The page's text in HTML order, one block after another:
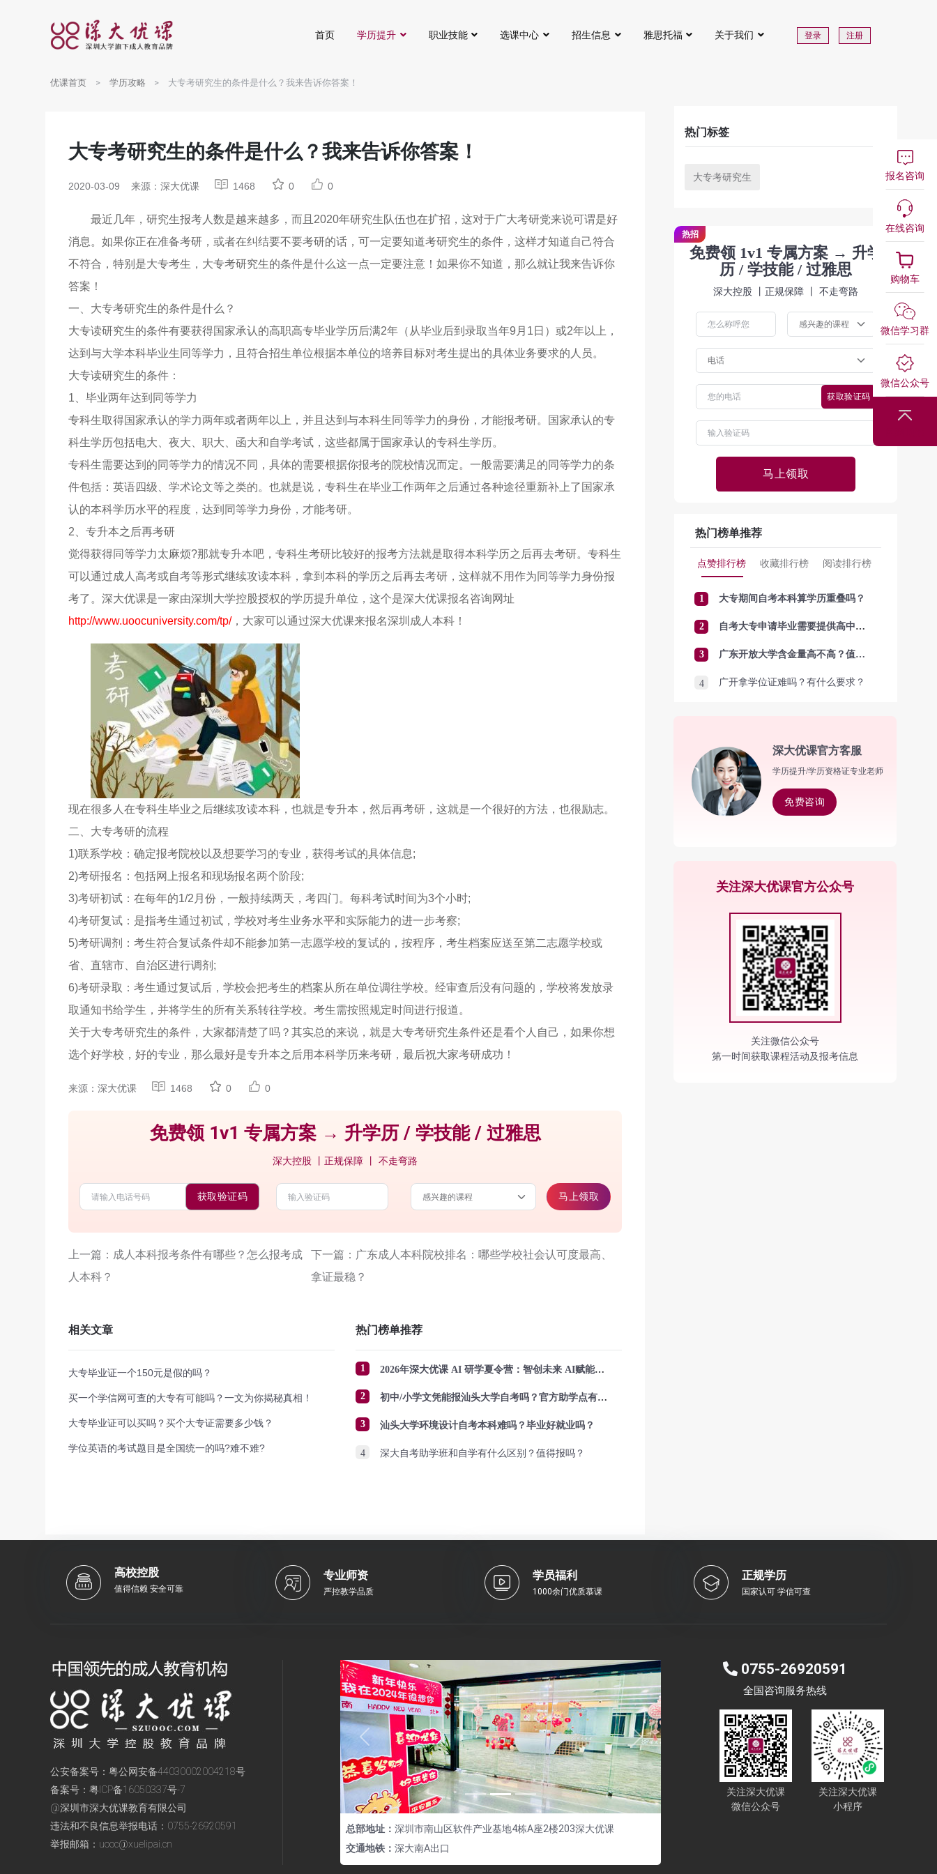
首页 学历提升 职业技能 选课中心 招生信息 雅思托福 关于我们 登录 注册
优课首页 学历攻略 大专考研究生的条件是什么？我来告诉你答案！
大专考研究生的条件是什么？我来告诉你答案！
2020-03-09 来源：深大优课 1468 0 0
最近几年，研究生报考人数是越来越多，而且2020年研究生队伍也在扩招，这对于广大考研党来说可谓是好
消息。如果你正在准备考研，或者在纠结要不要考研的话，可一定要知道考研究生的条件，这样才知道自己符合
不符合，特别是大专考生，大专考研究生的条件是什么这一点一定要注意！如果你不知道，那么就让我来告诉你
答案！
一、大专考研究生的条件是什么？
大专读研究生的条件有要获得国家承认的高职高专毕业学历后满2年（从毕业后到录取当年9月1日）或2年以上，
达到与大学本科毕业生同等学力，且符合招生单位根据本单位的培养目标对考生提出的具体业务要求的人员。
大专读研究生的条件：
1、毕业两年达到同等学力
专科生取得国家承认的学力两年或者两年以上，并且达到与本科生同等学力的身份，才能报考研。国家承认的专
科生学历包括电大、夜大、职大、函大和自学考试，这些都属于国家承认的专科生学历。
专科生需要达到的同等学力的情况不同，具体的需要根据你报考的院校情况而定。一般需要满足的同等学力的条
件包括：英语四级、学术论文等之类的。也就是说，专科生在毕业工作两年之后通过各种途径重新补上了国家承
认的本科学历水平的程度，达到同等学力身份，才能考研。
2、专升本之后再考研
觉得获得同等学力太麻烦?那就专升本吧，专科生考研比较好的报考方法就是取得本科学历之后再去考研。专科生
可以通过成人高考或自考等形式继续攻读本科，拿到本科的学历之后再去考研，这样就不用作为同等学力身份报
考了。深大优课是一家由深圳大学控股授权的学历提升单位，这个是深大优课报名咨询网址
http://www.uoocuniversity.com/tp/，大家可以通过深大优课来报名深圳成人本科！
现在很多人在专科生毕业之后继续攻读本科，也就是专升本，然后再考研，这就是一个很好的方法，也很励志。
二、大专考研的流程
1)联系学校：确定报考院校以及想要学习的专业，获得考试的具体信息;
2)考研报名：包括网上报名和现场报名两个阶段;
3)考研初试：在每年的1/2月份，一般持续两天，考四门。每科考试时间为3个小时;
4)考研复试：是指考生通过初试，学校对考生业务水平和实际能力的进一步考察;
5)考研调剂：考生符合复试条件却不能参加第一志愿学校的复试的，按程序，考生档案应送至第二志愿学校或
省、直辖市、自治区进行调剂;
6)考研录取：考生通过复试后，学校会把考生的档案从所在单位调往学校。经审查后没有问题的，学校将发放录
取通知书给学生，并将学生的所有关系转往学校。考生需按照规定时间进行报道。
关于大专考研究生的条件，大家都清楚了吗？其实总的来说，就是大专考研究生条件还是看个人自己，如果你想
选个好学校，好的专业，那么最好是专升本之后用本科学历来考研，最后祝大家考研成功！
来源：深大优课 1468 0 0
免费领 1v1 专属方案 → 升学历 / 学技能 / 过雅思
深大控股 丨正规保障 丨 不走弯路
获取验证码 马上领取
上一篇：成人本科报考条件有哪些？怎么报考成
人本科？
下一篇：广东成人本科院校排名：哪些学校社会认可度最高、
拿证最稳？
相关文章
大专毕业证一个150元是假的吗？
买一个学信网可查的大专有可能吗？一文为你揭秘真相！
大专毕业证可以买吗？买个大专证需要多少钱？
学位英语的考试题目是全国统一的吗?难不难?
热门榜单推荐
1 2026年深大优课 AI 研学夏令营：智创未来 AI赋能成长
2 初中/小学文凭能报汕头大学自考吗？官方助学点有哪些？怎么报名？
3 汕头大学环境设计自考本科难吗？毕业好就业吗？
4 深大自考助学班和自学有什么区别？值得报吗？
热门标签
大专考研究生
免费领 1v1 专属方案 → 升学
历 / 学技能 / 过雅思
深大控股 丨正规保障 丨 不走弯路
热招
获取验证码
马上领取
热门榜单推荐
点赞排行榜 收藏排行榜 阅读排行榜
1 大专期间自考本科算学历重叠吗？
2 自考大专申请毕业需要提供高中毕业证吗？
3 广东开放大学含金量高不高？值得报考吗？
4 广开拿学位证难吗？有什么要求？
深大优课官方客服
学历提升/学历资格证专业老师
免费咨询
关注深大优课官方公众号
关注微信公众号
第一时间获取课程活动及报考信息
高校控股
值得信赖 安全可靠
专业师资
严控教学品质
学员福利
1000余门优质慕课
正规学历
国家认可 学信可查
公安备案号： 粤公网安备44030002004218号
备案号： 粤ICP备16050337号-7
@深圳市深大优课教育有限公司
违法和不良信息举报电话： 0755-26920591
举报邮箱： uooc@xuelipai.cn
Previous Next
总部地址： 深圳市南山区软件产业基地4栋A座2楼203深大优课
交通地铁： 深大南A出口
0755-26920591
全国咨询服务热线
关注深大优课
微信公众号
关注深大优课
小程序
报名咨询
在线咨询
购物车
微信学习群
微信公众号